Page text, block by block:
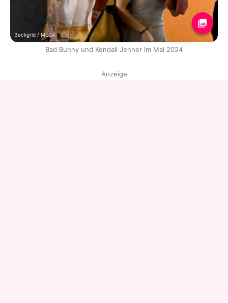
Backgrid / MEGA
Bad Bunny und Kendall Jenner im Mai 2024
Anzeige